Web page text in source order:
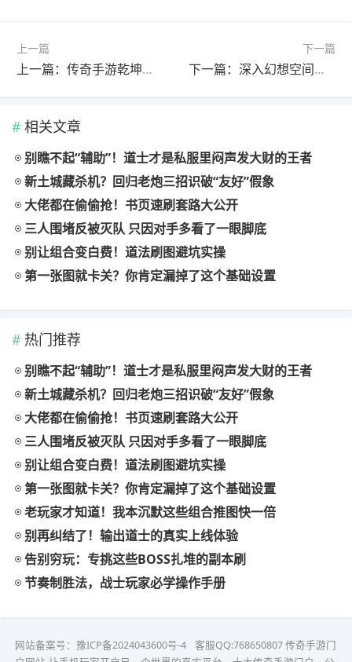
上一篇
上一篇：传奇手游乾坤腰带深度解析：属性与实战效果的全面考量
下一篇
下一篇：深入幻想空间站，迎战那些独一无二的副本统领
相关文章
别瞧不起“辅助”！道士才是私服里闷声发大财的王者
新土城藏杀机？回归老炮三招识破“友好”假象
大佬都在偷偷抢！书页速刷套路大公开
三人围堵反被灭队 只因对手多看了一眼脚底
别让组合变白费！道法刷图避坑实操
第一张图就卡关？你肯定漏掉了这个基础设置
热门推荐
别瞧不起“辅助”！道士才是私服里闷声发大财的王者
新土城藏杀机？回归老炮三招识破“友好”假象
大佬都在偷偷抢！书页速刷套路大公开
三人围堵反被灭队 只因对手多看了一眼脚底
别让组合变白费！道法刷图避坑实操
第一张图就卡关？你肯定漏掉了这个基础设置
老玩家才知道！我本沉默这些组合推图快一倍
别再纠结了！输出道士的真实上线体验
告别穷玩：专挑这些BOSS扎堆的副本刷
节奏制胜法，战士玩家必学操作手册
网站备案号： 豫ICP备2024043600号-4 客服QQ:768650807传奇手游门